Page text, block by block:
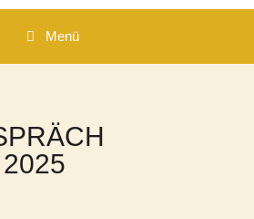
Menü